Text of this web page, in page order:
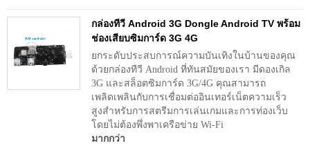
กล่องทีวี Android 3G Dongle Android TV พร้อม
ช่องเสียบซิมการ์ด 3G 4G
ยกระดับประสบการณ์ความบันเทิงในบ้านของคุณ
ด้วยกล่องทีวี Android ที่ทันสมัยของเรา มีดองเกิล
3G และสล็อตซิมการ์ด 3G/4G คุณสามารถ
เพลิดเพลินกับการเชื่อมต่ออินเทอร์เน็ตความเร็ว
สูงสำหรับการสตรีมการเล่นเกมและการท่องเว็บ
โดยไม่ต้องพึ่งพาเครือข่าย Wi-Fi
มากกว่า